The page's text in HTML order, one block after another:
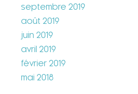
septembre 2019
août 2019
juin 2019
avril 2019
février 2019
mai 2018